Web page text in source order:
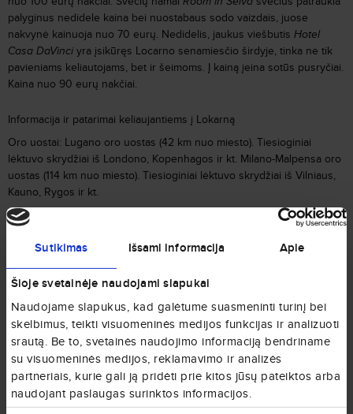
Sutikimas Išsami informacija Apie
Šioje svetainėje naudojami slapukai
Naudojame slapukus, kad galėtume suasmeninti turinį bei
skelbimus, teikti visuomeninės medijos funkcijas ir analizuoti
srautą. Be to, svetainės naudojimo informaciją bendriname
su visuomeninės medijos, reklamavimo ir analizės
partneriais, kurie gali ją pridėti prie kitos jūsų pateiktos arba
naudojant paslaugas surinktos informacijos.
palyginus nedidele kaina bei nuostabaus sodo vaizdais, juose
nakvynė kainuoja nuo 70 eurų. Nedidelis, jaukus viešbutis Hotel
Casa DaVinci yra įsikūręs Locarno senamiesčio širdyje, tinka ne tik
pavieniams keliautojams, bet ir šeimoms. Į kainą įeina sotūs pusryčiai.
Kaina nuo 90 eurų nakčiai.
Informacija ir patarimai keliaujantiems į Lokarną
Oro uostai: Lugano oro uostas (42 km nuo miesto). Tiesioginiai
lėktuvo skrydžiai iš Londono, Kopenhagos ir kt. Milano-Malpensa oro
uostas (114 km nuo miesto). Tiesioginiai lėktuvo skrydžiai iš Vilniaus,
Kauno, Rygos ir kt.
Laiko juosta: GMT+2, todėl laikrodį reikės pasukti viena valanda atgal.
Viešasis transportas Lokarne
Lokarnas yra nedidelis miestas, tad beveik visos keliautojus labiausiai
dominančios vietos lengvai apeinamos pėsčiomis. Vis dėlto,
nepraleiskite progos pasinaudoti beveik visiems keliautojams
nemokamu transportu: Lokarne ir apskritai visame Tičino kantone